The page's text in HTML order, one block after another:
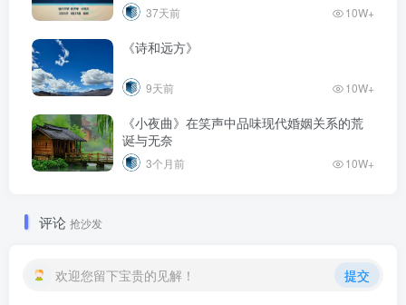
37天前 10W+
《诗和远方》
9天前 10W+
《小夜曲》在笑声中品味现代婚姻关系的荒
诞与无奈
3个月前 10W+
评论 抢沙发
欢迎您留下宝贵的见解！ 提交